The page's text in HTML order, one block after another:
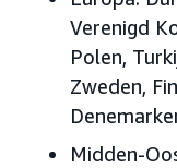
Verenigd
Polen,
Zweden,
Midden-